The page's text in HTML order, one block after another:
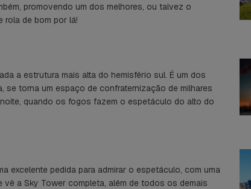
promovendo um dos melhores, ou talvez o
rola de bom por lá!
a estrutura mais alta do hemisfério sul. É um dos
torna um espaço de confraternização de milhares
quando os fogos fazem o espetáculo do alto do
excelente pedida para admirar o espetáculo, com uma
a Sky Tower completa, além de todos os demais